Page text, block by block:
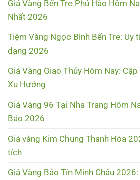
Giá Vàng Bến Tre Phú Hào Hôm
Nhất 2026
Tiệm Vàng Ngọc Bình Bến Tre: Uy
dạng 2026
Giá Vàng Giao Thủy Hôm Nay:
Xu Hướng
Giá Vàng 96 Tại Nha Trang Hôm
Báo 2026
Giá vàng Kim Chung Thanh Hóa
tích
Giá Vàng Bảo Tín Minh Châu